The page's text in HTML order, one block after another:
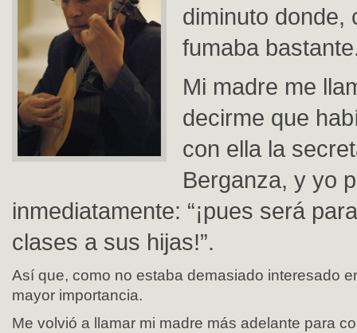
diminuto donde,
fumaba
Mi madre me
decirme que
con ella la
Berganza, y yo
inmediatamente: “¡pues será
clases a sus hijas!”.
Así que, como no estaba demasiado interesado
mayor importancia.
Me volvió a llamar mi madre más adelante para